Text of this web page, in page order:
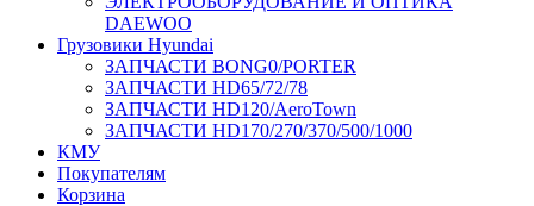
DAEWOO
Грузовики Hyundai
ЗАПЧАСТИ BONG0/PORTER
ЗАПЧАСТИ HD65/72/78
ЗАПЧАСТИ HD120/AeroTown
ЗАПЧАСТИ HD170/270/370/500/1000
КМУ
Покупателям
Корзина